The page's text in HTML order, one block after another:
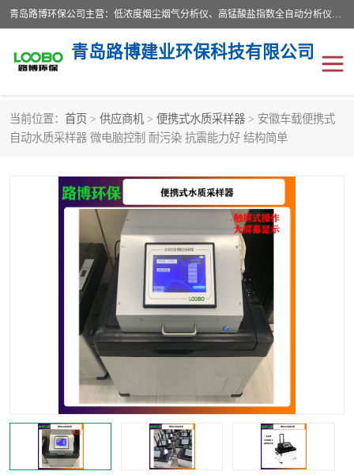
青岛路博环保公司主营：低浓度烟尘烟气分析仪、高锰酸盐指数全自动分析仪、便携式超声波明渠流量计、便携式水质采样器、恒温恒湿称重系统、手持式油烟检测仪等;是一家集环保科研、设计、生产、维护、销售和系统集成为一体的综合性高科技企业。路博人秉承"科学技术是第一生产力的重要理念，倡导环境友好型的生产、生活和消费方式。
青岛路博建业环保科技有限公司
当前位置： 首页 > 供应商机 > 便携式水质采样器 > 安徽车载便携式
自动水质采样器 微电脑控制 耐污染 抗震能力好 结构简单
生物安全柜 气体检测仪
水质检测仪 手持式油烟检测仪
恒温恒湿称重系统 二恶英采集器
LB-8110降水降尘采样器
便携式水质采样器 LB-7035油气回收
便携式超声波明渠流量计 大气环境采样器
LB-4200高锰酸盐指数仪 LB-62便携式烟气分析仪
烟尘烟气设备 大气采样器
粉尘设备